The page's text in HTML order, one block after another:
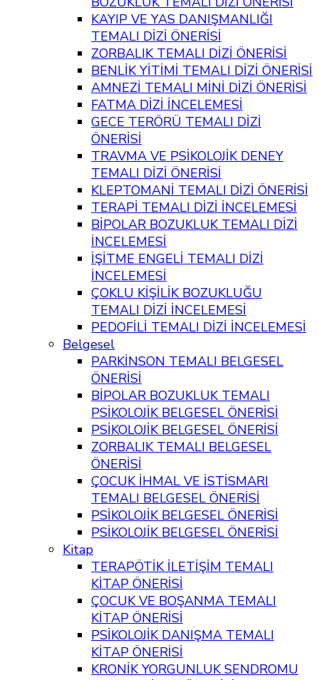
KAYIP VE YAS DANIŞMANLIĞI
TEMALI DİZİ ÖNERİSİ
ZORBALIK TEMALI DİZİ ÖNERİSİ
BENLİK YİTİMİ TEMALI DİZİ ÖNERİSİ
AMNEZİ TEMALI MİNİ DİZİ ÖNERİSİ
FATMA DİZİ İNCELEMESİ
GECE TERÖRÜ TEMALI DİZİ
ÖNERİSİ
TRAVMA VE PSİKOLOJİK DENEY
TEMALI DİZİ ÖNERİSİ
KLEPTOMANİ TEMALI DİZİ ÖNERİSİ
TERAPİ TEMALI DİZİ İNCELEMESİ
BİPOLAR BOZUKLUK TEMALI DİZİ
İNCELEMESİ
İŞİTME ENGELİ TEMALI DİZİ
İNCELEMESİ
ÇOKLU KİŞİLİK BOZUKLUĞU
TEMALI DİZİ İNCELEMESİ
PEDOFİLİ TEMALI DİZİ İNCELEMESİ
Belgesel
PARKİNSON TEMALI BELGESEL
ÖNERİSİ
BİPOLAR BOZUKLUK TEMALI
PSİKOLOJİK BELGESEL ÖNERİSİ
PSİKOLOJİK BELGESEL ÖNERİSİ
ZORBALIK TEMALI BELGESEL
ÖNERİSİ
ÇOCUK İHMAL VE İSTİSMARI
TEMALI BELGESEL ÖNERİSİ
PSİKOLOJİK BELGESEL ÖNERİSİ
PSİKOLOJİK BELGESEL ÖNERİSİ
Kitap
TERAPÖTİK İLETİŞİM TEMALI
KİTAP ÖNERİSİ
ÇOCUK VE BOŞANMA TEMALI
KİTAP ÖNERİSİ
PSİKOLOJİK DANIŞMA TEMALI
KİTAP ÖNERİSİ
KRONİK YORGUNLUK SENDROMU